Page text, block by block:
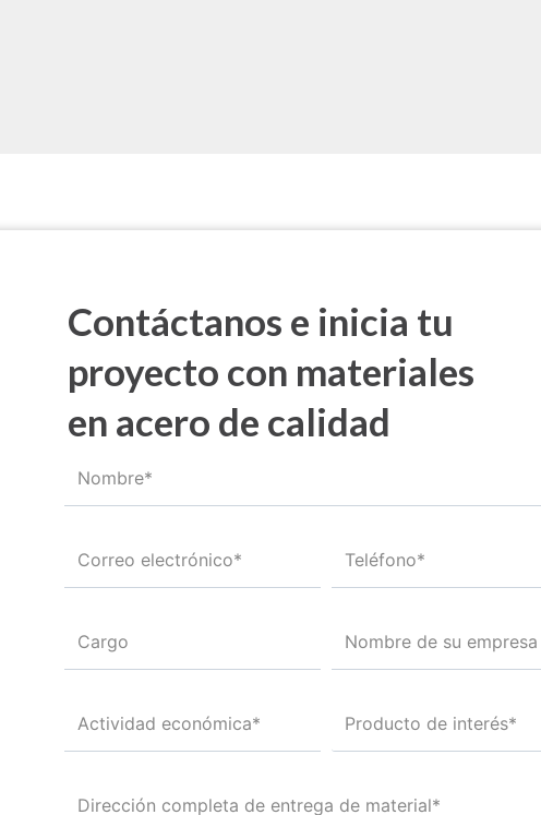
Contáctanos e inicia tu
proyecto con materiales
en acero de calidad